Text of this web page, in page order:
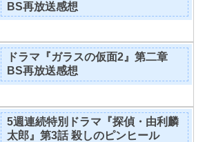
BS再放送感想
ドラマ『ガラスの仮面2』第二章
BS再放送感想
5週連続特別ドラマ『探偵・由利麟
太郎』第3話 殺しのピンヒール